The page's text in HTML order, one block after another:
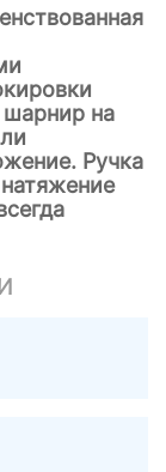
шарнир на
Ручка